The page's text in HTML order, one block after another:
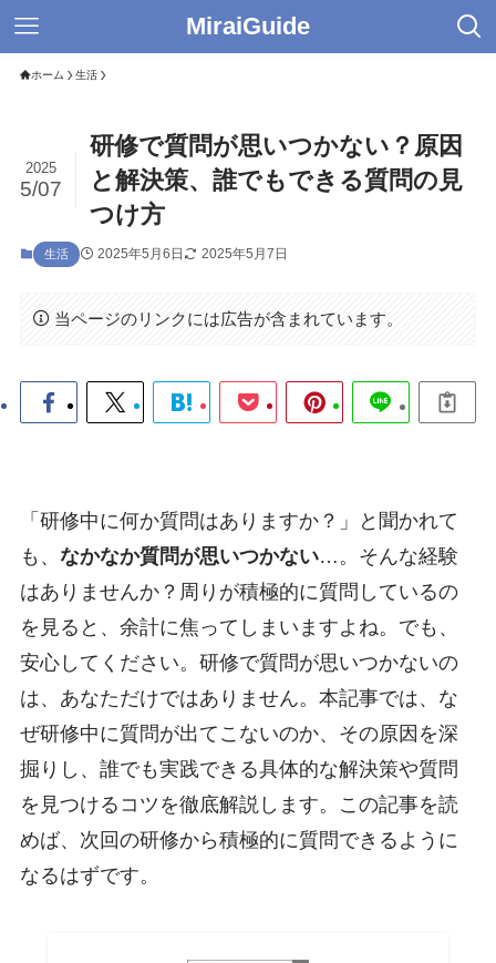
MiraiGuide
ホーム 生活
研修で質問が思いつかない？原因
と解決策、誰でもできる質問の見
つけ方
2025
5/07
生活 2025年5月6日 2025年5月7日
当ページのリンクには広告が含まれています。
「研修中に何か質問はありますか？」と聞かれて
も、 なかなか質問が思いつかない…。そんな経験
はありませんか？周りが積極的に質問しているの
を見ると、余計に焦ってしまいますよね。でも、
安心してください。研修で質問が思いつかないの
は、あなただけではありません。本記事では、な
ぜ研修中に質問が出てこないのか、その原因を深
掘りし、誰でも実践できる具体的な解決策や質問
を見つけるコツを徹底解説します。この記事を読
めば、次回の研修から積極的に質問できるように
なるはずです。